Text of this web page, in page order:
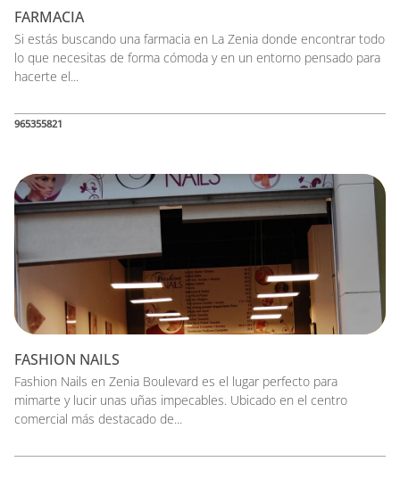
FARMACIA
Si estás buscando una farmacia en La Zenia donde encontrar todo
lo que necesitas de forma cómoda y en un entorno pensado para
hacerte el...
965355821
FASHION NAILS
Fashion Nails en Zenia Boulevard es el lugar perfecto para
mimarte y lucir unas uñas impecables. Ubicado en el centro
comercial más destacado de...